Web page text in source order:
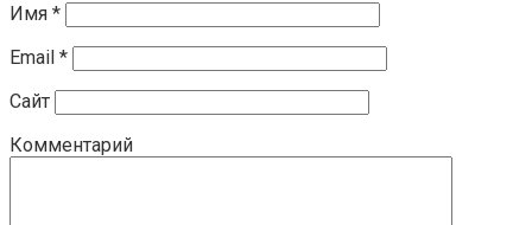
Имя *
Email *
Сайт
Комментарий